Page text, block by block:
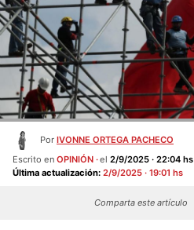
Por IVONNE ORTEGA PACHECO
Escrito en OPINIÓN el 2/9/2025 · 22:04 hs
Última actualización: 2/9/2025 · 19:01 hs
Comparta este artículo